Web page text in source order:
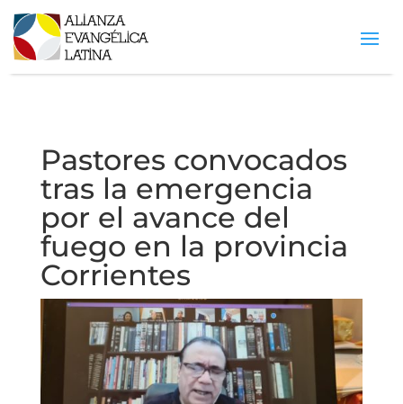
Pastores convocados
tras la emergencia
por el avance del
fuego en la provincia
Corrientes